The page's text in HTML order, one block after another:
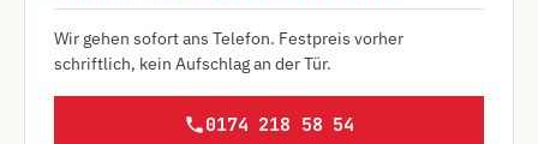
Wir gehen sofort ans Telefon. Festpreis vorher
schriftlich, kein Aufschlag an der Tür.
0174 218 58 54